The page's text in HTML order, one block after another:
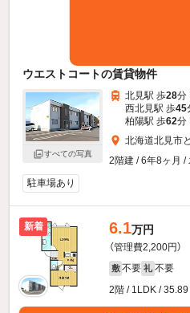
ウエストコートの賃貸物件
すべての写真
北見駅 歩28分
西北見駅 歩45
柏陽駅 歩62分
北海道北見市
2階建 / 6年8ヶ月 /
駐車場あり
新着 6.1万円
（管理費2,200円）
敷 不要 礼 不要
2階 / 1LDK / 35.89